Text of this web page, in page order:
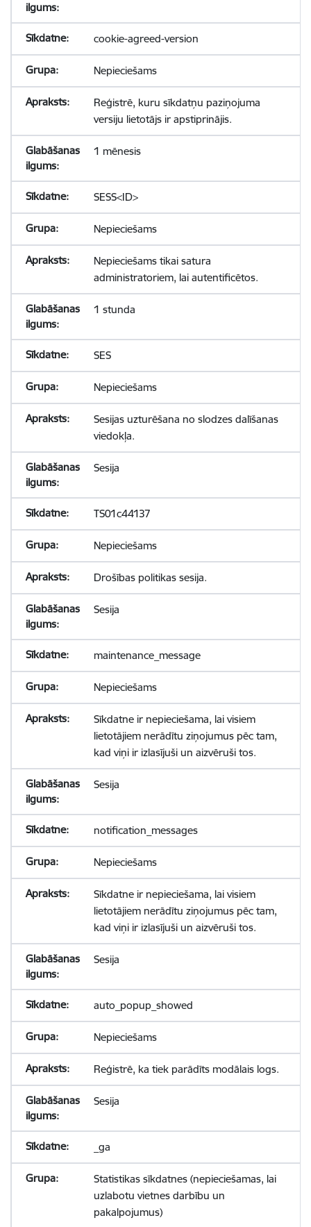
cookie-agreed-version
Nepieciešams
Reģistrē, kuru sīkdatņu paziņojuma
versiju lietotājs ir apstiprinājis.
1 mēnesis
SESS<ID>
Nepieciešams
Nepieciešams tikai satura
administratoriem, lai autentificētos.
1 stunda
SES
Nepieciešams
Sesijas uzturēšana no slodzes dalīšanas
viedokļa.
Sesija
TS01c44137
Nepieciešams
Drošības politikas sesija.
Sesija
maintenance_message
Nepieciešams
Sīkdatne ir nepieciešama, lai visiem
lietotājiem nerādītu ziņojumus pēc tam,
kad viņi ir izlasījuši un aizvēruši tos.
Sesija
notification_messages
Nepieciešams
Sīkdatne ir nepieciešama, lai visiem
lietotājiem nerādītu ziņojumus pēc tam,
kad viņi ir izlasījuši un aizvēruši tos.
Sesija
auto_popup_showed
Nepieciešams
Reģistrē, ka tiek parādīts modālais logs.
Sesija
_ga
Statistikas sīkdatnes (nepieciešamas, lai
uzlabotu vietnes darbību un
pakalpojumus)